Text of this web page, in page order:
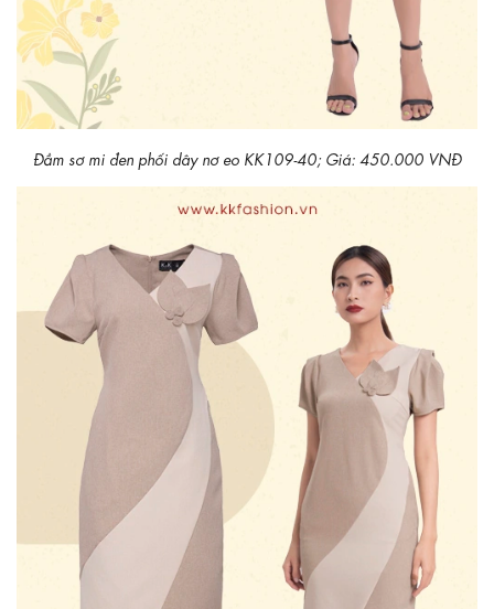
Đầm sơ mi đen phối dây nơ eo KK109-40; Giá: 450.000 VNĐ